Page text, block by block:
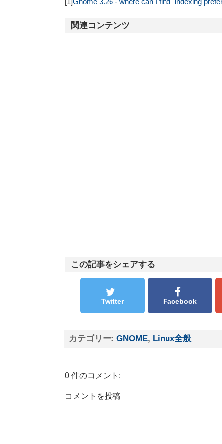
[1]Gnome 3.26 - where can I find "indexing
関連コンテンツ
この記事をシェアする
Twitter Facebook
カテゴリー: GNOME, Linux全般
0 件のコメント:
コメントを投稿